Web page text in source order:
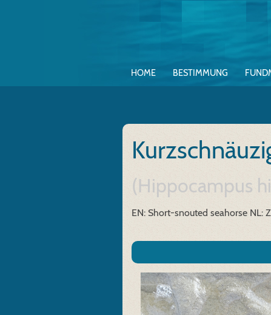
HOME BESTIMMUNG
(Hippocampus
EN: Short-snouted seahorse NL: